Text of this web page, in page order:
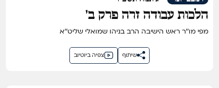
הלכות עבודה זרה פרק ב'
מפי מו''ר ראש הישיבה הרב בניהו שמואלי שליט''א
צפיה ביוטיוב שיתוף